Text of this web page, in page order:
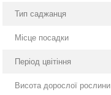
Тип саджанця
Місце посадки
Період цвітіння
Висота дорослої рослини